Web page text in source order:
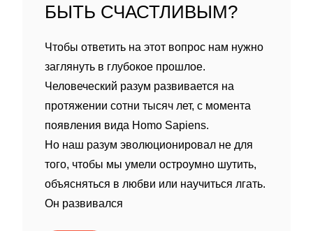
БЫТЬ СЧАСТЛИВЫМ?
Чтобы ответить на этот вопрос нам нужно
заглянуть в глубокое прошлое.
Человеческий разум развивается на
протяжении сотни тысяч лет, с момента
появления вида Homo Sapiens.
Но наш разум эволюционировал не для
того, чтобы мы умели остроумно шутить,
объясняться в любви или научиться лгать.
Он развивался